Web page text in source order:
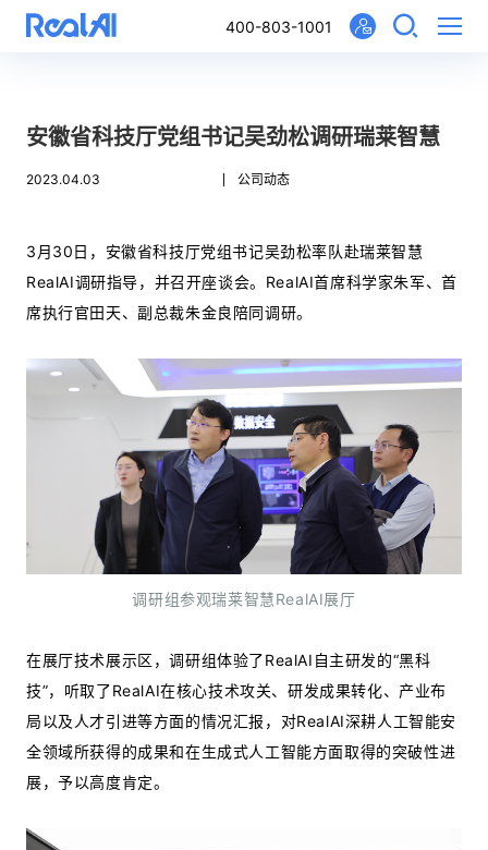
400-803-1001
安徽省科技厅党组书记吴劲松调研瑞莱智慧
2023.04.03 公司动态
3月30日，安徽省科技厅党组书记吴劲松率队赴瑞莱智慧
RealAI调研指导，并召开座谈会。RealAI首席科学家朱军、首
席执行官田天、副总裁朱金良陪同调研。
调研组参观瑞莱智慧RealAI展厅
在展厅技术展示区，调研组体验了RealAI自主研发的“黑科
技”，听取了RealAI在核心技术攻关、研发成果转化、产业布
局以及人才引进等方面的情况汇报，对RealAI深耕人工智能安
全领域所获得的成果和在生成式人工智能方面取得的突破性进
展，予以高度肯定。